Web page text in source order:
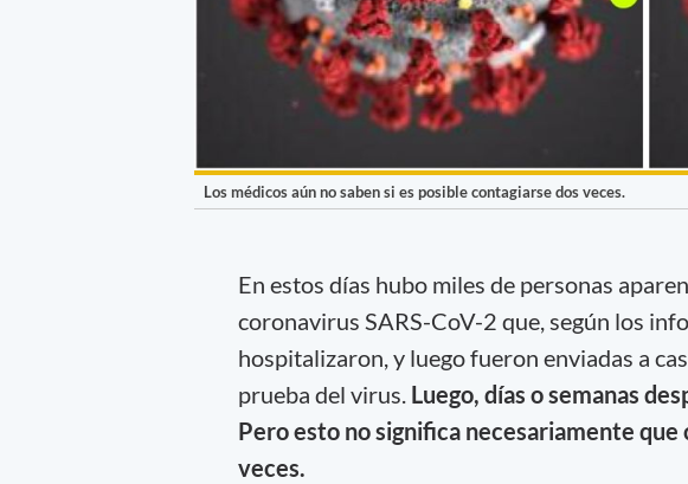
Los médicos aún no saben si es posible contagiarse dos veces.
En estos días hubo miles de personas
coronavirus SARS-CoV-2 que, según los
hospitalizaron, y luego fueron enviadas a
prueba del virus. Luego, días o semanas
Pero esto no significa necesariamente
veces.